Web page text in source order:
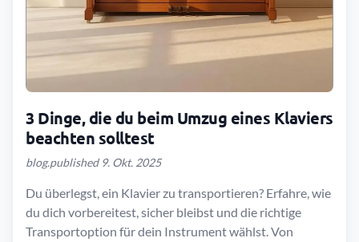
3 Dinge, die du beim Umzug eines Klaviers
beachten solltest
blog.published 9. Okt. 2025
Du überlegst, ein Klavier zu transportieren? Erfahre, wie
du dich vorbereitest, sicher bleibst und die richtige
Transportoption für dein Instrument wählst. Von